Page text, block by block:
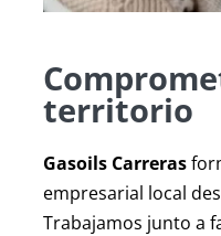
territorio
Gasoils Carreras
empresarial local
Trabajamos junto a